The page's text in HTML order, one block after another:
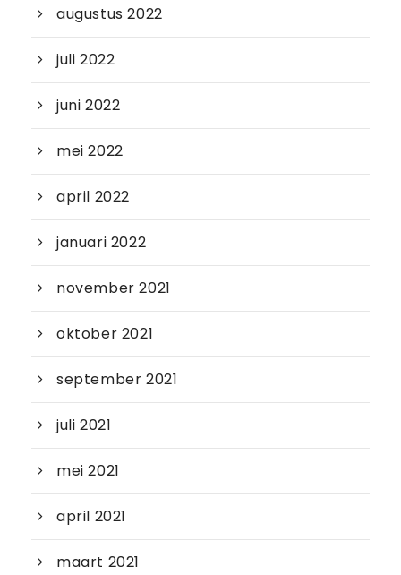
augustus 2022
juli 2022
juni 2022
mei 2022
april 2022
januari 2022
november 2021
oktober 2021
september 2021
juli 2021
mei 2021
april 2021
maart 2021